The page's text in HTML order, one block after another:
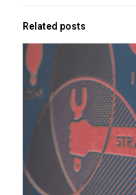
Related posts